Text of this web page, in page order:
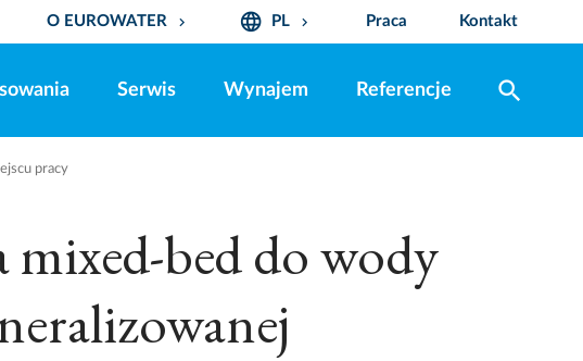
O EUROWATER keyboard_arrow_down language PL keyboard_arrow_down Praca Kontakt
Serwis Wynajem Referencje search
pracy
mixed-bed do wody